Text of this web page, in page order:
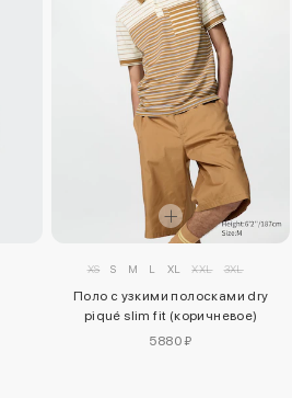
XS S M L XL XXL 3XL
Поло с узкими полосками dry
piqué slim fit (коричневое)
5880 ₽